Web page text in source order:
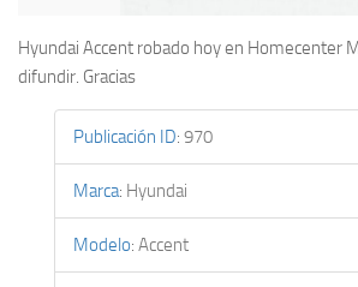
Hyundai Accent robado hoy en Homecenter
difundir. Gracias
Publicación ID: 970
Marca: Hyundai
Modelo: Accent